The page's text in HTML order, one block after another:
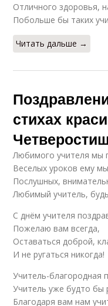
Отличного здоровья,
Побольше бы таких
Читать дальше →
стихах
Любимого учителя мы
Веселых уроков ему
Послушных,
Любимый учитель,
С днём учителя
Пожелаю вам всегда,
Оставаться доброй,
И не ругаться никогда!
Учитель-благородная
Учитель уже будто бы
Благодаря вам нам